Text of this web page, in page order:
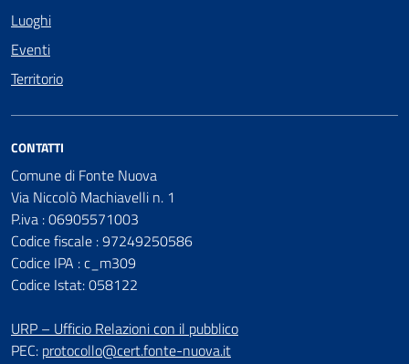
Luoghi
Eventi
Territorio
CONTATTI
Comune di Fonte Nuova
Via Niccolò Machiavelli n. 1
P.iva : 06905571003
Codice fiscale : 97249250586
Codice IPA : c_m309
Codice Istat: 058122
URP – Ufficio Relazioni con il pubblico
PEC: protocollo@cert.fonte-nuova.it